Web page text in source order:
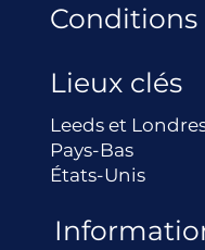
Lieux clés
Leeds et
Pays-Bas
États-Unis